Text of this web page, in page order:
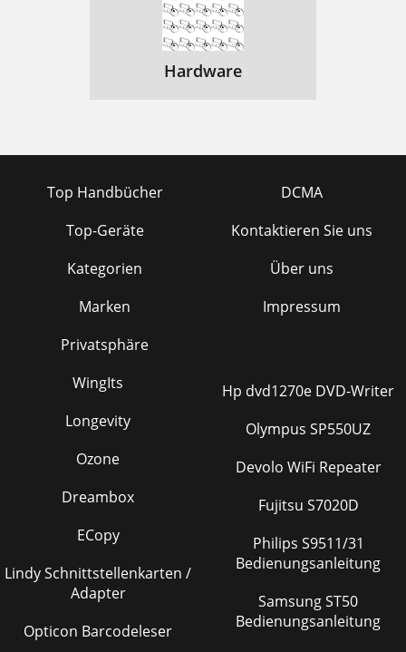
Hardware
Top Handbücher
Top-Geräte
Kategorien
Marken
Privatsphäre
DCMA
Kontaktieren Sie uns
Über uns
Impressum
WingIts
Longevity
Ozone
Dreambox
ECopy
Lindy Schnittstellenkarten /
Adapter
Opticon Barcodeleser
Hp dvd1270e DVD-Writer
Olympus SP550UZ
Devolo WiFi Repeater
Fujitsu S7020D
Philips S9511/31
Bedienungsanleitung
Samsung ST50
Bedienungsanleitung